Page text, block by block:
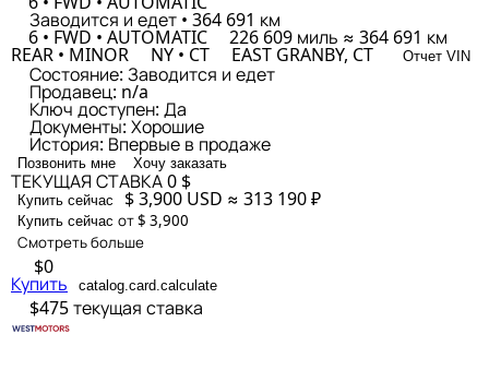
Заводится и едет • 364 691 км
6 • FWD • AUTOMATIC 226 609 миль ≈ 364 691 км
REAR • MINOR NY • CT EAST GRANBY, CT Отчет VIN
Состояние: Заводится и едет
Продавец: n/a
Ключ доступен: Да
Документы: Хорошие
История: Впервые в продаже
Позвонить мне Хочу заказать
ТЕКУЩАЯ СТАВКА0 $
Купить сейчас $ 3,900 USD ≈ 313 190 ₽
Купить сейчас от $ 3,900
Смотреть больше
$0
Купить catalog.card.calculate
$475текущая ставка